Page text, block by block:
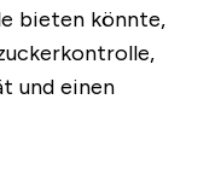
bieten könnte,
und einen